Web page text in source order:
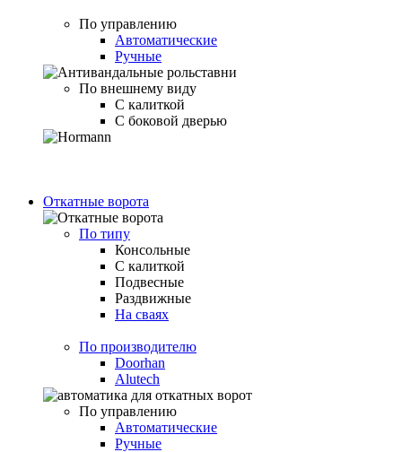
По управлению
Автоматические
Ручные
По внешнему виду
С калиткой
С боковой дверью
Откатные ворота
По типу
Консольные
С калиткой
Подвесные
Раздвижные
На сваях
По производителю
Doorhan
Alutech
По управлению
Автоматические
Ручные